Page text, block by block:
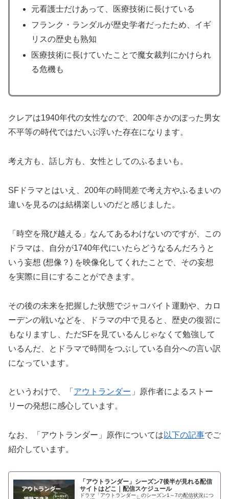
元看護士だけあって、医療技術に長けている
フランク・ランダルが歴史学者だったため、イギ
リスの歴史も熟知
医療技術に長けていたことで魔女裁判にかけられ
る危機も
クレアは1940年代の女性なので、200年さかのぼった男女
不平等の時代ではだいぶ浮いた存在になります。
考え方も、話し方も、女性としてのふるまいも。
SFドラマとはいえ、200年の時間差で考え方やふるまいの
違いを見るのは結構楽しいのだと感じました。
「時空を飛び越える」なんてあるわけないのですが、この
ドラマは、自分が1740年代にいたらどうなるんだろうと
いう妄想 (想像？) を映像化してくれたことで、その妄想
を実際に目にすることができます。
その後の未来を把握した状態でジャコバイト運動や、カロ
ーデンの戦いなどを、ドラマの中で見ると、歴史の復習に
もなりますし、ただSFを見ているんじゃなくて勉強して
いるんだ、とドラマで時間をつぶしている自分への言い訳
になっています。
というわけで、「 アウトランダー 」原作者によるストー
リーの発想に感心しています。
なお、「アウトランダー」原作については 以下の記事でご
紹介しています。
「アウトランダー」シーズン7後半が見れる配信
サイトはどこ｜配信スケジュール
ドラマ「アウトランダー」のシーズン1～7の配信状況につ